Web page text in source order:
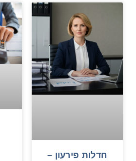
חדלות פירעון –